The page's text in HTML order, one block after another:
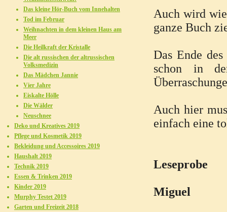
Auch wird
ganze Buch
Das Ende
schon in
Auch hier
einfach eine
Leseprobe
Miguel
Das kleine Hör-Buch vom Innehalten
Tod im Februar
Weihnachten in dem kleinen Haus am
Meer
Die Heilkraft der Kristalle
Die alt russischen der altrussischen
Volksmedizin
Das Mädchen Jannie
Vier Jahre
Eiskalte Hölle
Die Wälder
Neuschnee
Deko und Kreatives 2019
Pflege und Kosmetik 2019
Bekleidung und Accessoires 2019
Haushalt 2019
Technik 2019
Essen & Trinken 2019
Kinder 2019
Murphy Testet 2019
Garten und Freizeit 2018